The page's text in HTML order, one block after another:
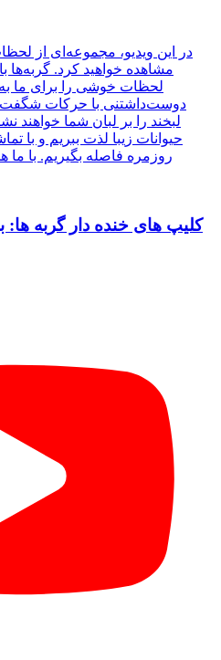
در این ویدیو، مجموعه‌ای از
مشاهده خواهید کرد. گربه‌ها
لحظات خوشی را برای ما
دوست‌داشتنی با حرکات
لبخند را بر لبان شما خواهند
حیوانات زیبا لذت ببریم و با
روزمره فاصله بگیریم. با ما
کلیپ های خنده دار گربه ها: